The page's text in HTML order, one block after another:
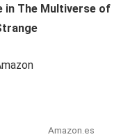
in The Multiverse of
Amazon.es